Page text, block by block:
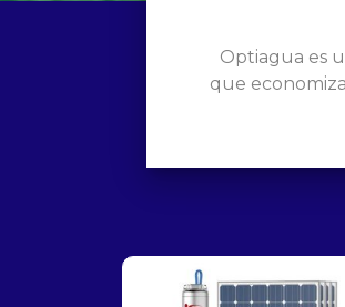
Optiagua es
que